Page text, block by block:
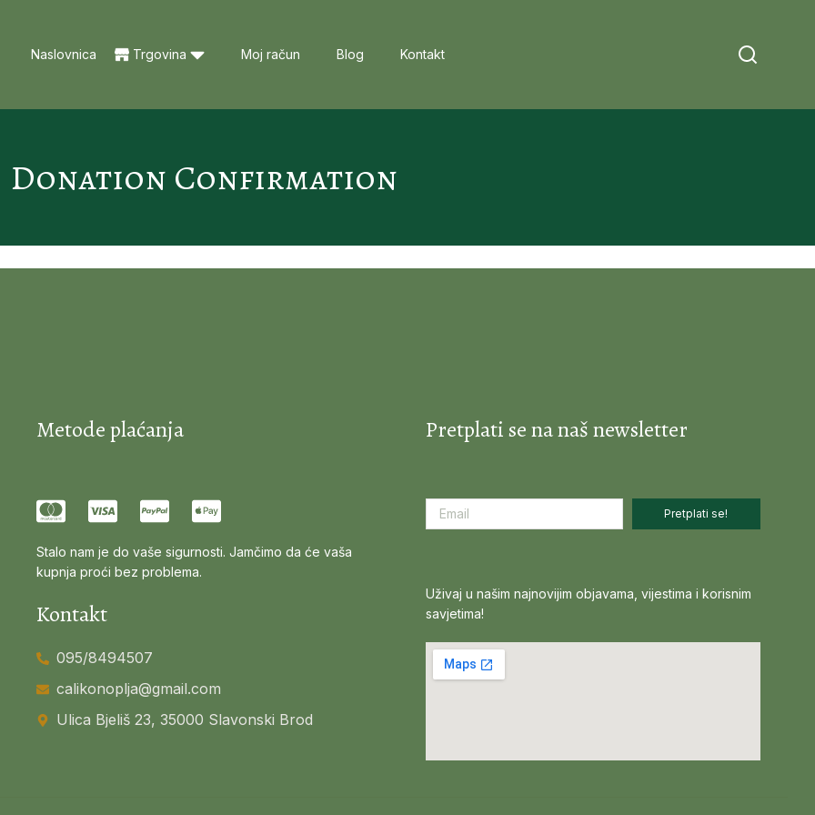
Naslovnica Trgovina Moj račun Blog Kontakt
Donation Confirmation
Metode plaćanja
Stalo nam je do vaše sigurnosti. Jamčimo da će vaša
kupnja proći bez problema.
Kontakt
095/8494507
calikonoplja@gmail.com
Ulica Bjeliš 23, 35000 Slavonski Brod
Pretplati se na naš newsletter
Pretplati se!
Uživaj u našim najnovijim objavama, vijestima i korisnim
savjetima!